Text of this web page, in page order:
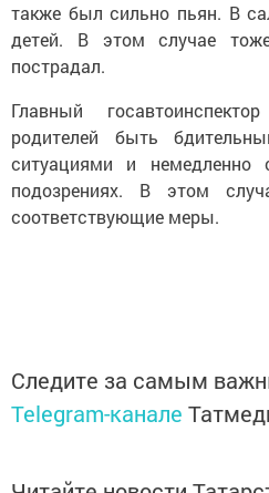
также был сильно пьян. В
детей. В этом случае
пострадал.
Главный
родителей быть
ситуациями и
подозрениях. В этом
соответствующие меры.
Следите за самым
Telegram-канале